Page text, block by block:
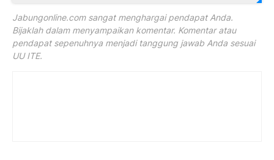
Jabungonline.com sangat menghargai pendapat Anda.
Bijaklah dalam menyampaikan komentar. Komentar atau
pendapat sepenuhnya menjadi tanggung jawab Anda sesuai
UU ITE.